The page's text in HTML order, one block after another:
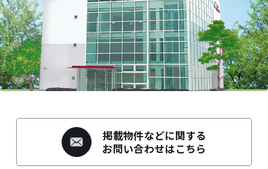
掲載物件などに関する
お問い合わせはこちら